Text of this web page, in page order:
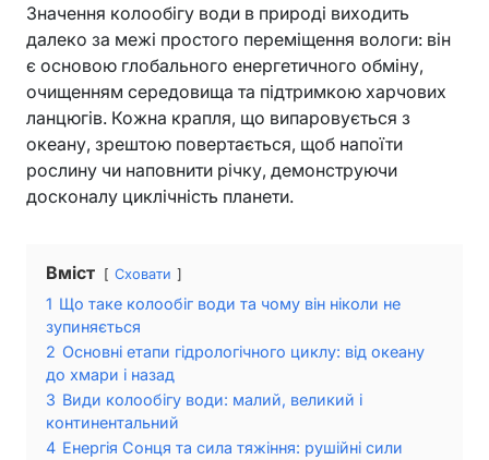
Значення колообігу води в природі виходить
далеко за межі простого переміщення вологи: він
є основою глобального енергетичного обміну,
очищенням середовища та підтримкою харчових
ланцюгів. Кожна крапля, що випаровується з
океану, зрештою повертається, щоб напоїти
рослину чи наповнити річку, демонструючи
досконалу циклічність планети.
Вміст Сховати
1 Що таке колообіг води та чому він ніколи не
зупиняється
2 Основні етапи гідрологічного циклу: від океану
до хмари і назад
3 Види колообігу води: малий, великий і
континентальний
4 Енергія Сонця та сила тяжіння: рушійні сили